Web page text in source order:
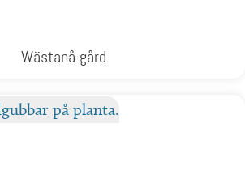
Wästanå gård